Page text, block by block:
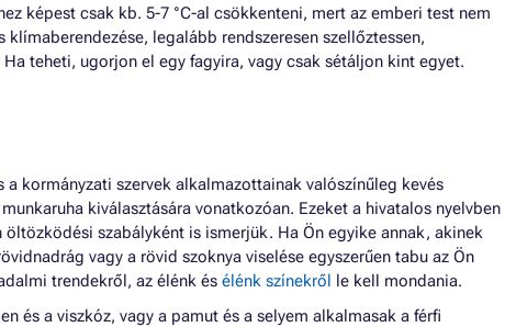
képest csak kb. 5-7 °C-al csökkenteni, mert az emberi test nem
legalább rendszeresen szellőztessen,
Ha teheti, ugorjon el egy fagyira, vagy csak sétáljon kint egyet.
kormányzati szervek alkalmazottainak valószínűleg kevés
kiválasztására vonatkozóan. Ezeket a hivatalos nyelvben
szabályként is ismerjük. Ha Ön egyike annak, akinek
vagy a rövid szoknya viselése egyszerűen tabu az Ön
trendekről, az élénk és élénk színekről le kell mondania.
és a viszkóz, vagy a pamut és a selyem alkalmasak a férfi